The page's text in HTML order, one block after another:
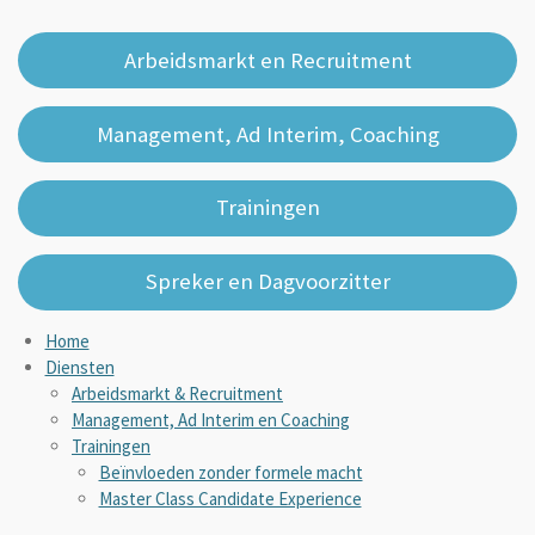
Arbeidsmarkt en Recruitment
Management, Ad Interim, Coaching
Trainingen
Spreker en Dagvoorzitter
Home
Diensten
Arbeidsmarkt & Recruitment
Management, Ad Interim en Coaching
Trainingen
Beïnvloeden zonder formele macht
Master Class Candidate Experience